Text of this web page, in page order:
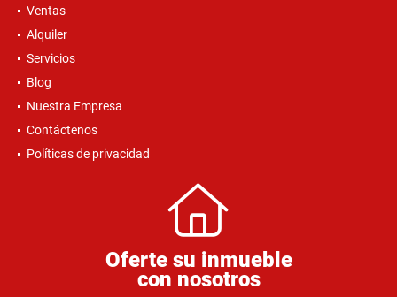
Ventas
Alquiler
Servicios
Blog
Nuestra Empresa
Contáctenos
Políticas de privacidad
Oferte su inmueble
con nosotros